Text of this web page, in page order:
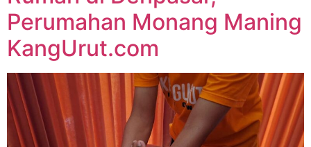
Perumahan Monang Maning
KangUrut.com